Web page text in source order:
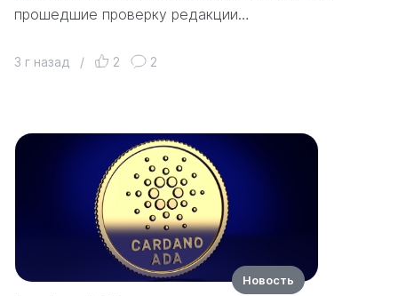
прошедшие проверку редакции…
3 г назад / 2 2
Новость